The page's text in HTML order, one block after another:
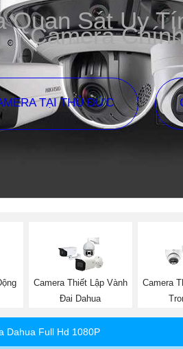
Quan Sát Uy
Camera
TẠI THỦ ĐỨC
Camera Thiết Lập Vành
Đai Dahua
Camera
Dahua Full Hd 1080P